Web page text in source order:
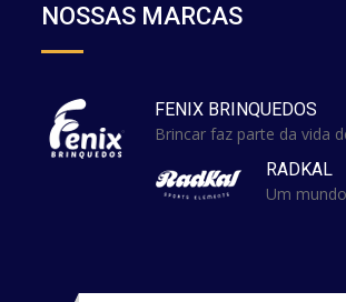
NOSSAS MARCAS
FENIX BRINQUEDOS
Brincar faz parte da vida
RADKAL
Um